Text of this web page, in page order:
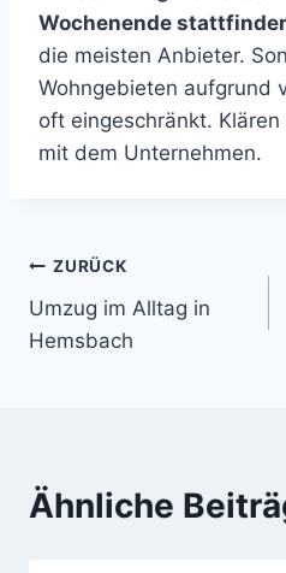
Wochenende
die meisten Anbieter.
Wohngebieten aufgrund
oft eingeschränkt.
mit dem Unternehmen.
ZURÜCK
Umzug im Alltag in
Hemsbach
Ähnliche